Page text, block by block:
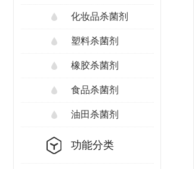
化妆品杀菌剂
塑料杀菌剂
橡胶杀菌剂
食品杀菌剂
油田杀菌剂
功能分类